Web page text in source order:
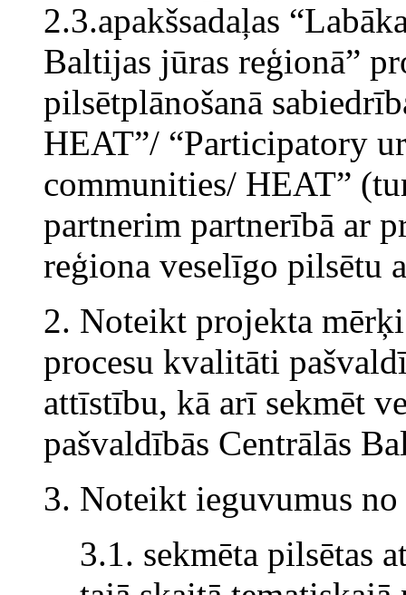
2.3.apakšsadaļas
Baltijas jūras reģionā”
pilsētplānošanā
HEAT”/ “Participatory
communities/ HEAT”
partnerim partnerībā ar
reģiona veselīgo pilsētu
2. Noteikt projekta
procesu kvalitāti
attīstību, kā arī sekmēt
pašvaldībās Centrālās
3. Noteikt ieguvumus no
3.1. sekmēta pilsētas